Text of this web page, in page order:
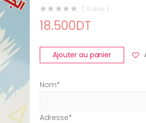
( 0 avis )
18.500DT
Ajouter au panier
Nom*
Adresse*